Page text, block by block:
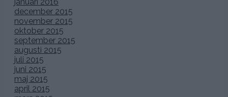
december 2015
november 2015
oktober 2015
september 2015
augusti 2015
juli 2015
juni 2015
maj 2015
april 2015